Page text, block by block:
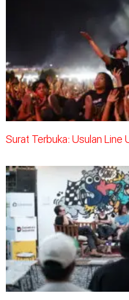
Surat Terbuka: Usulan Line